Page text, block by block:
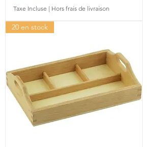
Taxe Incluse | Hors frais de livraison
20 en stock